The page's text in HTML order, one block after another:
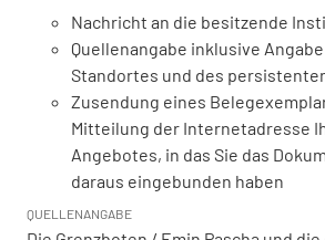
Nachricht an die besitzende
Quellenangabe inklusive
Standortes und des
Zusendung eines
Mitteilung der Internetadresse
Angebotes, in das Sie das
daraus eingebunden haben
QUELLENANGABE